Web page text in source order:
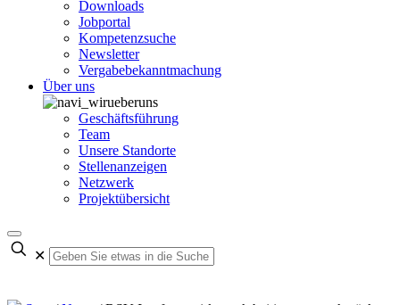
Downloads
Jobportal
Kompetenzsuche
Newsletter
Vergabebekanntmachung
Über uns
Geschäftsführung
Team
Unsere Standorte
Stellenanzeigen
Netzwerk
Projektübersicht
✕